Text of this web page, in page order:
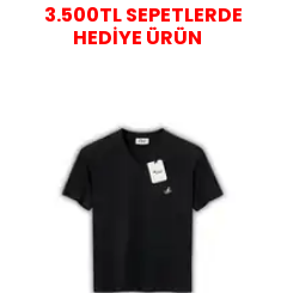
3.500TL SEPETLERDE
HEDİYE ÜRÜN